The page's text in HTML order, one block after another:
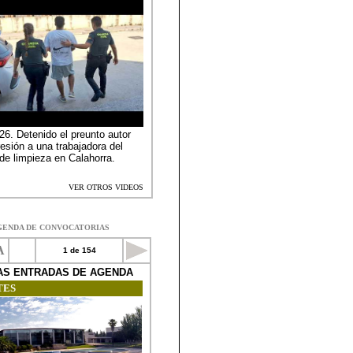
DE CONVOCATORIAS